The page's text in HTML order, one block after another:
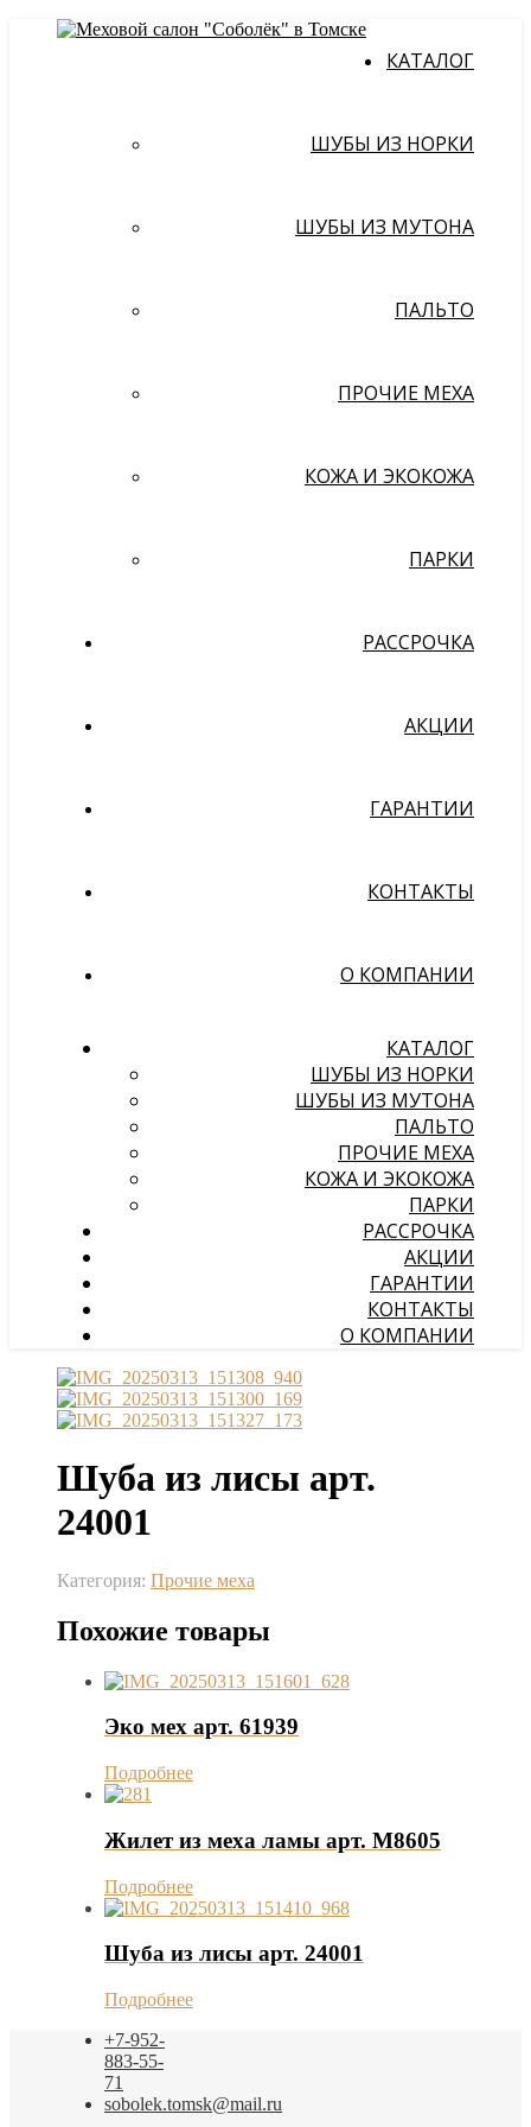
КАТАЛОГ
ШУБЫ ИЗ НОРКИ
ШУБЫ ИЗ МУТОНА
ПАЛЬТО
ПРОЧИЕ МЕХА
КОЖА И ЭКОКОЖА
ПАРКИ
РАССРОЧКА
АКЦИИ
ГАРАНТИИ
КОНТАКТЫ
О КОМПАНИИ
КАТАЛОГ
ШУБЫ ИЗ НОРКИ
ШУБЫ ИЗ МУТОНА
ПАЛЬТО
ПРОЧИЕ МЕХА
КОЖА И ЭКОКОЖА
ПАРКИ
РАССРОЧКА
АКЦИИ
ГАРАНТИИ
КОНТАКТЫ
О КОМПАНИИ
Шуба из лисы арт.
24001
Категория: Прочие меха
Похожие товары
Эко мех арт. 61939
Подробнее
Жилет из меха ламы арт. М8605
Подробнее
Шуба из лисы арт. 24001
Подробнее
+7-952-
883-55-
71
sobolek.tomsk@mail.ru